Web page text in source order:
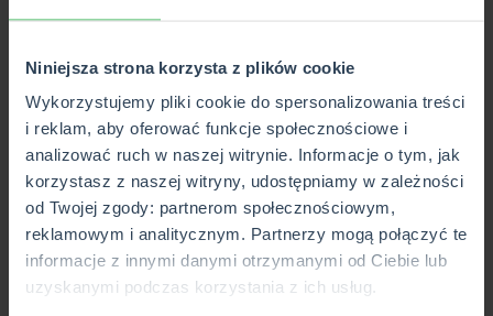
Niniejsza strona korzysta z plików cookie
Wykorzystujemy pliki cookie do spersonalizowania treści
i reklam, aby oferować funkcje społecznościowe i
analizować ruch w naszej witrynie. Informacje o tym, jak
korzystasz z naszej witryny, udostępniamy w zależności
od Twojej zgody: partnerom społecznościowym,
reklamowym i analitycznym. Partnerzy mogą połączyć te
informacje z innymi danymi otrzymanymi od Ciebie lub
uzyskanymi podczas korzystania z ich usług.
Biuro CUK Ubezpieczenia w Prudniku to placówka
letnim doświadczeniem. Szkolimy się u wybitnych
ekspertów z branży. Nie poprzestajemy na szkoleniach
początkowych, ale nieustannie poszerzamy swoją wiedzę.
Dzięki temu możemy znaleźć zawsze optymalne
rozwiązanie dla klienta, które odpowiada na jego potrzeby.
Korzystamy też z nowoczesnych narzędzi, takich jak
kalkulatory OC i AC. Dzięki temu możliwe jest porównanie
kilku ofert jednocześnie i to w bardzo krótkim czasie.